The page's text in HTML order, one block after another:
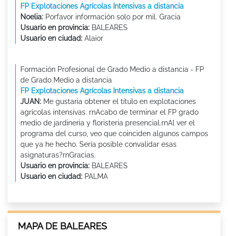
FP Explotaciones Agrícolas Intensivas a distancia
Noelia: Porfavor información solo por mil. Gracia
Usuario en provincia: BALEARES
Usuario en ciudad: Alaior
Formación Profesional de Grado Medio a distancia - FP
de Grado Medio a distancia
FP Explotaciones Agrícolas Intensivas a distancia
JUAN: Me gustaria obtener el título en explotaciones
agrícolas intensivas. rnAcabo de terminar el FP grado
medio de jardineria y floristeria presencial.rnAl ver el
programa del curso, veo que coinciden algunos campos
que ya he hecho. Sería posible convalidar esas
asignaturas?rnGracias.
Usuario en provincia: BALEARES
Usuario en ciudad: PALMA
MAPA DE BALEARES